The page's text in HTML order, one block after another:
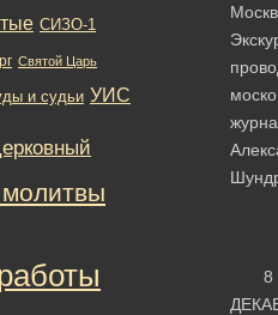
8
СИЗО-1
Святой Царь
и судьи УИС